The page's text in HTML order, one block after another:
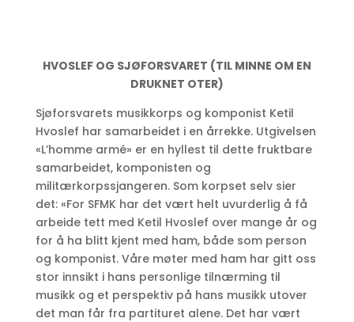
HVOSLEF OG SJØFORSVARET (TIL MINNE OM EN
DRUKNET OTER)
Sjøforsvarets musikkorps og komponist Ketil
Hvoslef har samarbeidet i en årrekke. Utgivelsen
«L’homme armé» er en hyllest til dette fruktbare
samarbeidet, komponisten og
militærkorpssjangeren. Som korpset selv sier
det: «For SFMK har det vært helt uvurderlig å få
arbeide tett med Ketil Hvoslef over mange år og
for å ha blitt kjent med ham, både som person
og komponist. Våre møter med ham har gitt oss
stor innsikt i hans personlige tilnærming til
musikk og et perspektiv på hans musikk utover
det man får fra partituret alene. Det har vært